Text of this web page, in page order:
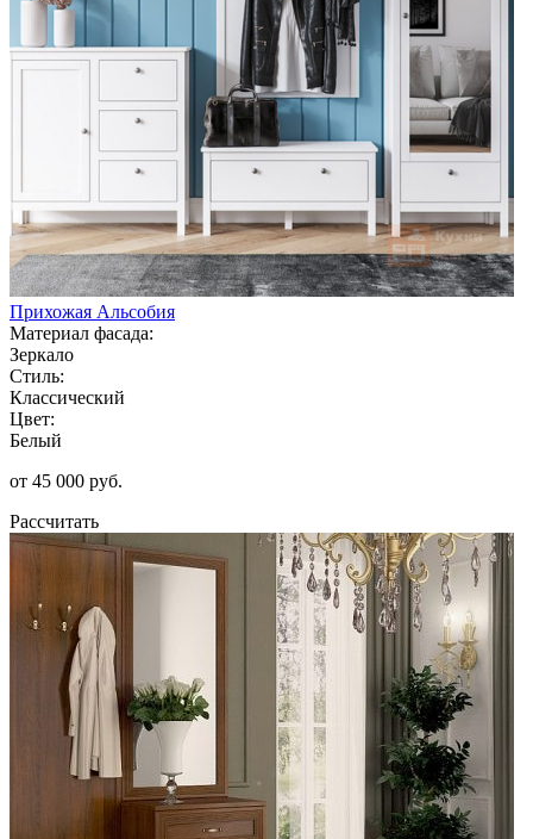
Прихожая Альсобия
Материал фасада:
Зеркало
Стиль:
Классический
Цвет:
Белый
от 45 000 руб.
Рассчитать